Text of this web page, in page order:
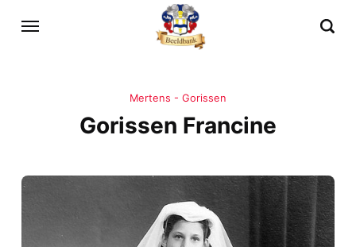
Mertens - Gorissen
Gorissen Francine